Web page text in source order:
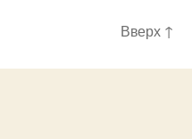
Вверх ↑